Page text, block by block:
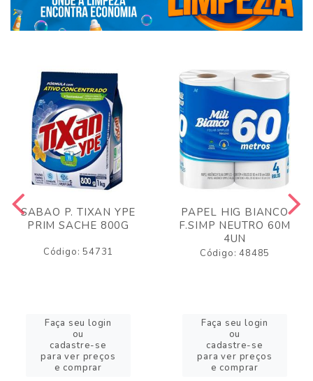
SABAO P. TIXAN YPE
PRIM SACHE 800G
Código: 54731
Faça seu login
ou
cadastre-se
para ver preços
e comprar
PAPEL HIG BIANCO
F.SIMP NEUTRO 60M
4UN
Código: 48485
Faça seu login
ou
cadastre-se
para ver preços
e comprar